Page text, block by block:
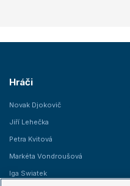
Hráči
Novak Djokovič
Jiří Lehečka
Petra Kvitová
Markéta Vondroušová
Iga Swiatek